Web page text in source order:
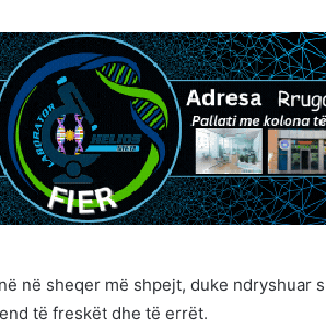
në sheqer më shpejt, duke ndryshuar
të freskët dhe të errët.